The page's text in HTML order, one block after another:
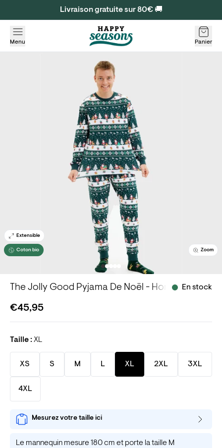
Livraison gratuite sur 80€ 🚚
Menu Panier
Extensible
Coton bio Zoom
The Jolly Good Pyjama De Noël - Homme.En stock
€45,95
Taille :XL
XS S M L XL 2XL 3XL
4XL
Mesurez votre taille ici
Le mannequin mesure 180 cm et porte la taille M